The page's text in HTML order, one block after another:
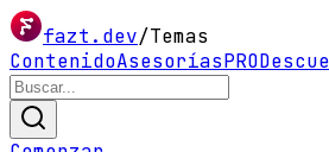
fazt.dev/Temas
ContenidoAsesoríasPRO